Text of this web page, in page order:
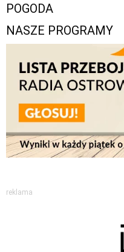
POGODA
NASZE PROGRAMY
reklama